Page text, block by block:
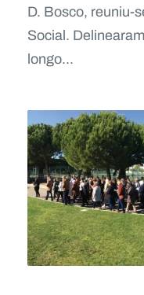
D. Bosco, reuniu-
Social.
longo...